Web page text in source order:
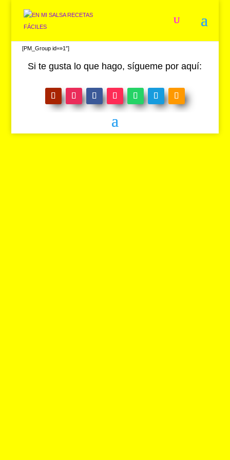
[PM_Group id=»1″]
Si te gusta lo que hago, sígueme por aquí: